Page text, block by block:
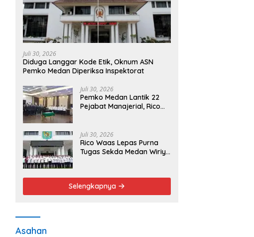
Juli 30, 2026
Diduga Langgar Kode Etik, Oknum ASN
Pemko Medan Diperiksa Inspektorat
Juli 30, 2026
Pemko Medan Lantik 22
Pejabat Manajerial, Rico
Transparan
Juli 30, 2026
Rico Waas Lepas Purna
Tugas Sekda Medan Wiriya
Berakhir
Selengkapnya
Asahan